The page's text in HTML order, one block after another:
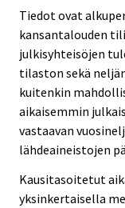
Tiedot ovat
kansantalouden
julkisyhteisöjen
tilaston sekä
kuitenkin
aikaisemmin
vastaavan
lähdeaineistojen
Kausitasoitetut
yksinkertaisella